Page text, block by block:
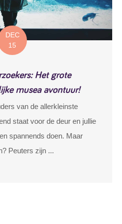
DEC
15
Het grote
musea avontuur!
van de allerkleinste
staat voor de deur en jullie
spannends doen. Maar
Peuters zijn ...